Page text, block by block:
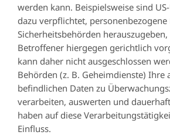
werden kann. Beispielsweise sind
dazu verpflichtet, personenbezogene
Sicherheitsbehörden herauszugeben,
Betroffener hiergegen gerichtlich
kann daher nicht ausgeschlossen
Behörden (z. B. Geheimdienste) Ihre
befindlichen Daten zu
verarbeiten, auswerten und
haben auf diese
Einfluss.